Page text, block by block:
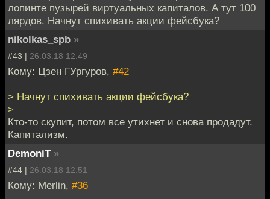
лопинте пузырей виртуальных капиталов. А тут 100
лярдов. Начнут спихивать акции фейсбука?
nikolkas_spb »
#43 | 26.03.18 12:49
Кому: Цзен ГУргуров, #42
> Начнут спихивать акции фейсбука?
>
Кто-то скупит, потом все утихнет и снова продадут.
Капитализм.
DemoniT »
#44 | 26.03.18 12:51
Кому: Merlin, #36